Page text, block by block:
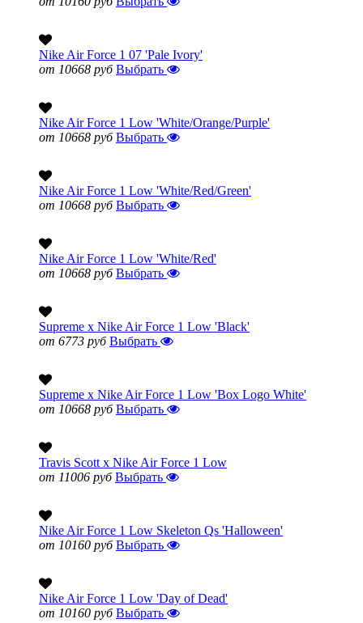
Nike Air Force 1 07 'Pale Ivory'
от 10668 руб Выбрать
Nike Air Force 1 Low 'White/Orange/Purple'
от 10668 руб Выбрать
Nike Air Force 1 Low 'White/Red/Green'
от 10668 руб Выбрать
Nike Air Force 1 Low 'White/Red'
от 10668 руб Выбрать
Supreme x Nike Air Force 1 Low 'Black'
от 6773 руб Выбрать
Supreme x Nike Air Force 1 Low 'Box Logo White'
от 10668 руб Выбрать
Travis Scott x Nike Air Force 1 Low
от 11006 руб Выбрать
Nike Air Force 1 Low Skeleton Qs 'Halloween'
от 10160 руб Выбрать
Nike Air Force 1 Low 'Day of Dead'
от 10160 руб Выбрать